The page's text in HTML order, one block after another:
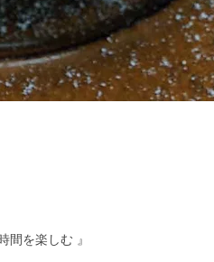
間を楽しむ 』